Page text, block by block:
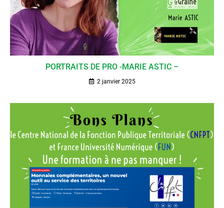
PORTRAITS DE PRO -MARIE ASTIC –
2 janvier 2025